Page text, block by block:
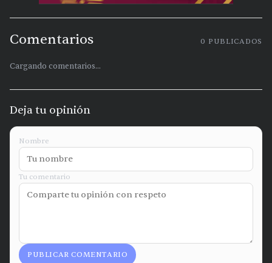
Comentarios 0 PUBLICADOS
Cargando comentarios...
Deja tu opinión
Nombre
Tu comentario
PUBLICAR COMENTARIO